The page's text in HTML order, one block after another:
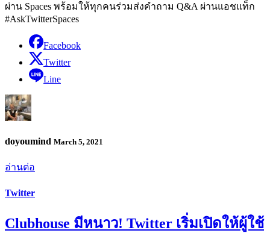
ผ่าน Spaces พร้อมให้ทุกคนร่วมส่งคำถาม Q&A ผ่านแอชแท็ก
#AskTwitterSpaces
Facebook
Twitter
Line
doyoumind March 5, 2021
อ่านต่อ
Twitter
Clubhouse มีหนาว! Twitter เริ่มเปิดให้ผู้ใช้